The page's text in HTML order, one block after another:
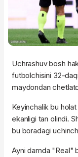
Uchrashuv bosh
futbolchisini 32-
maydondan
Keyinchalik bu
ekanligi tan olindi.
bu boradagi
Ayni damda "Real"